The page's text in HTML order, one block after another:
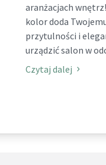
aranżacjach
kolor doda
przytulności i
urządzić salon w
Czytaj dalej